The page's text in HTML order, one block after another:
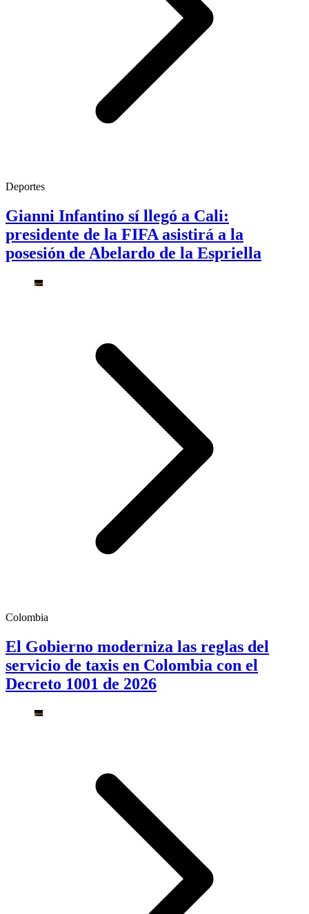
Deportes
Gianni Infantino sí llegó a Cali:
presidente de la FIFA asistirá a la
posesión de Abelardo de la Espriella
Colombia
El Gobierno moderniza las reglas del
servicio de taxis en Colombia con el
Decreto 1001 de 2026